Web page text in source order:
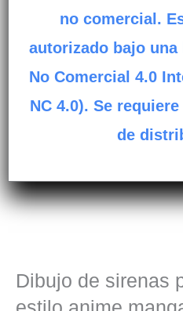
no comercial.
autorizado bajo
No Comercial 4.0
NC 4.0). Se
de
Dibujo de sirenas